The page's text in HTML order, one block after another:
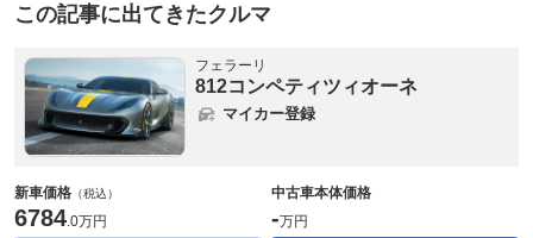
この記事に出てきたクルマ
フェラーリ
812コンペティツィオーネ
マイカー登録
新車価格 （税込）
6784.0万円
中古車本体価格
-万円